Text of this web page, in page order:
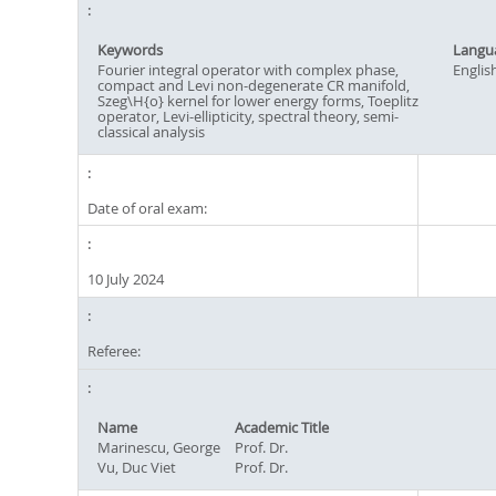
Keywords
Fourier integral operator with complex phase,
compact and Levi non-degenerate CR manifold,
Szeg\H{o} kernel for lower energy forms, Toeplitz
operator, Levi-ellipticity, spectral theory, semi-
classical analysis
Date of oral exam:
10 July 2024
Referee:
Name
Academic Title
Marinescu, George
Prof. Dr.
Vu, Duc Viet
Prof. Dr.